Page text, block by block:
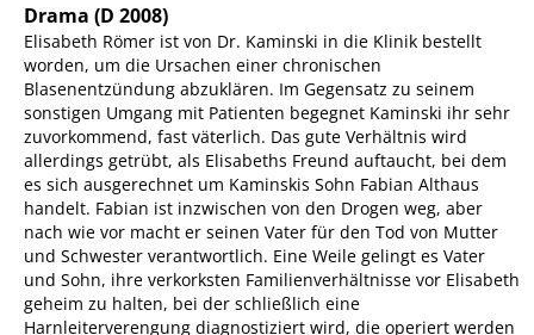
Drama (D 2008)
Elisabeth Römer ist von Dr. Kaminski in die Klinik bestellt
worden, um die Ursachen einer chronischen
Blasenentzündung abzuklären. Im Gegensatz zu seinem
sonstigen Umgang mit Patienten begegnet Kaminski ihr sehr
zuvorkommend, fast väterlich. Das gute Verhältnis wird
allerdings getrübt, als Elisabeths Freund auftaucht, bei dem
es sich ausgerechnet um Kaminskis Sohn Fabian Althaus
handelt. Fabian ist inzwischen von den Drogen weg, aber
nach wie vor macht er seinen Vater für den Tod von Mutter
und Schwester verantwortlich. Eine Weile gelingt es Vater
und Sohn, ihre verkorksten Familienverhältnisse vor Elisabeth
geheim zu halten, bei der schließlich eine
Harnleiterverengung diagnostiziert wird, die operiert werden